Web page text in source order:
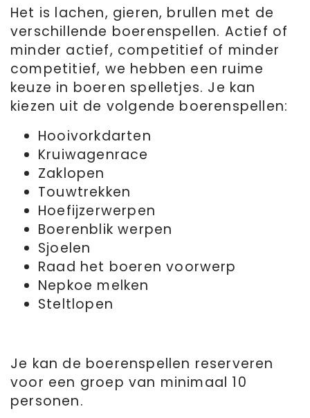
Het is lachen, gieren, brullen met de
verschillende boerenspellen. Actief of
minder actief, competitief of minder
competitief, we hebben een ruime
keuze in boeren spelletjes. Je kan
kiezen uit de volgende boerenspellen:
Hooivorkdarten
Kruiwagenrace
Zaklopen
Touwtrekken
Hoefijzerwerpen
Boerenblik werpen
Sjoelen
Raad het boeren voorwerp
Nepkoe melken
Steltlopen
Je kan de boerenspellen reserveren
voor een groep van minimaal 10
personen.